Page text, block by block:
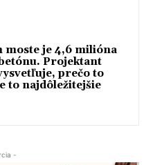
moste je 4,6 milióna
Projektant
prečo to
to najdôležitejšie
-